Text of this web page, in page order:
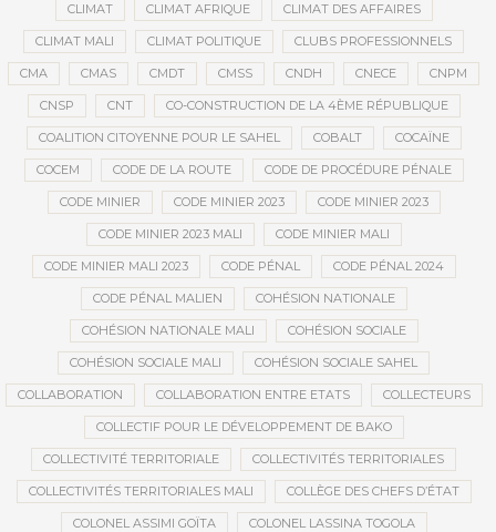
CLIMAT CLIMAT AFRIQUE CLIMAT DES AFFAIRES
CLIMAT MALI CLIMAT POLITIQUE CLUBS PROFESSIONNELS
CMA CMAS CMDT CMSS CNDH CNECE CNPM
CNSP CNT CO-CONSTRUCTION DE LA 4ÈME RÉPUBLIQUE
COALITION CITOYENNE POUR LE SAHEL COBALT COCAÏNE
COCEM CODE DE LA ROUTE CODE DE PROCÉDURE PÉNALE
CODE MINIER CODE MINIER 2023 CODE MINIER 2023
CODE MINIER 2023 MALI CODE MINIER MALI
CODE MINIER MALI 2023 CODE PÉNAL CODE PÉNAL 2024
CODE PÉNAL MALIEN COHÉSION NATIONALE
COHÉSION NATIONALE MALI COHÉSION SOCIALE
COHÉSION SOCIALE MALI COHÉSION SOCIALE SAHEL
COLLABORATION COLLABORATION ENTRE ETATS COLLECTEURS
COLLECTIF POUR LE DÉVELOPPEMENT DE BAKO
COLLECTIVITÉ TERRITORIALE COLLECTIVITÉS TERRITORIALES
COLLECTIVITÉS TERRITORIALES MALI COLLÈGE DES CHEFS D’ÉTAT
COLONEL ASSIMI GOÏTA COLONEL LASSINA TOGOLA